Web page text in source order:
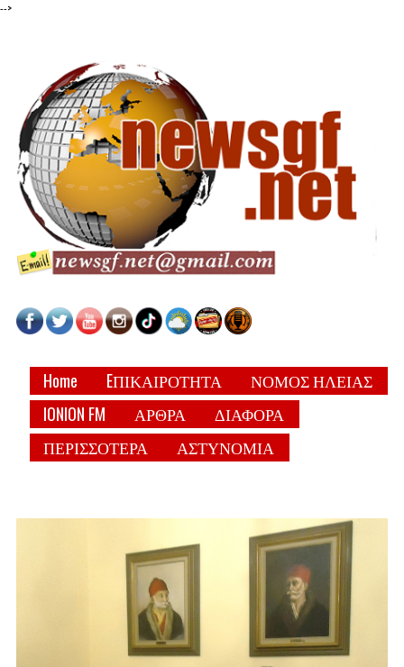
-->
Home EΠΙΚΑΙΡΟΤΗΤΑ
ΝΟΜΟΣ ΗΛΕΙΑΣ
IONION FM
ΑΡΘΡΑ
ΔΙΑΦΟΡΑ
ΠΕΡΙΣΣΟΤΕΡΑ
ΑΣΤΥΝΟΜΙΑ